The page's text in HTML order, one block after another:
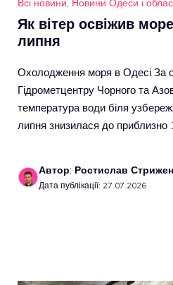
Всі новини, Новини Одеси і
Як вітер освіжив
липня
Охолодження моря в Одесі За
Гідрометцентру Чорного та
температура води біля
липня знизилася до приблизно
Автор: Ростислав
Дата публікації: 27.07.2026